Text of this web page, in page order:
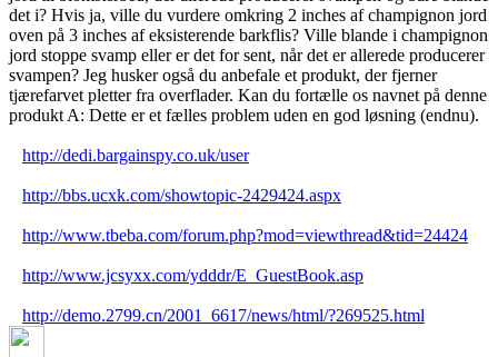
det i? Hvis ja, ville du vurdere omkring 2 inches af champignon jord
oven på 3 inches af eksisterende barkflis? Ville blande i champignon
jord stoppe svamp eller er det for sent, når det er allerede producerer
svampen? Jeg husker også du anbefale et produkt, der fjerner
tjærefarvet pletter fra overflader. Kan du fortælle os navnet på denne
produkt A: Dette er et fælles problem uden en god løsning (endnu).
http://dedi.bargainspy.co.uk/user
http://bbs.ucxk.com/showtopic-2429424.aspx
http://www.tbeba.com/forum.php?mod=viewthread&tid=24424
http://www.jcsyxx.com/ydddr/E_GuestBook.asp
http://demo.2799.cn/2001_6617/news/html/?269525.html